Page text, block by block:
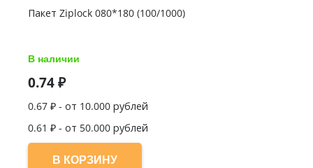
Пакет Ziplock 080*180 (100/1000)
В наличии
0.74₽
0.67 ₽ - от 10.000 рублей
0.61 ₽ - от 50.000 рублей
В КОРЗИНУ